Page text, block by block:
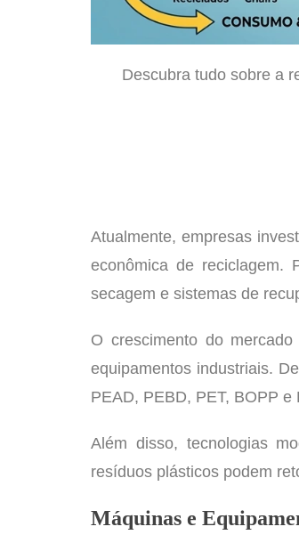
Descubra tudo sobre a
Atualmente, empresas
econômica de reciclagem.
secagem e sistemas de
O crescimento do
equipamentos industriais.
PEAD, PEBD, PET, BOPP e
Além disso, tecnologias
resíduos plásticos podem
Máquinas e